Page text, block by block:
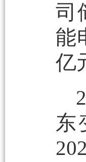
司
能
亿
东